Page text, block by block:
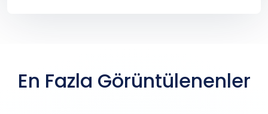
En Fazla Görüntülenenler